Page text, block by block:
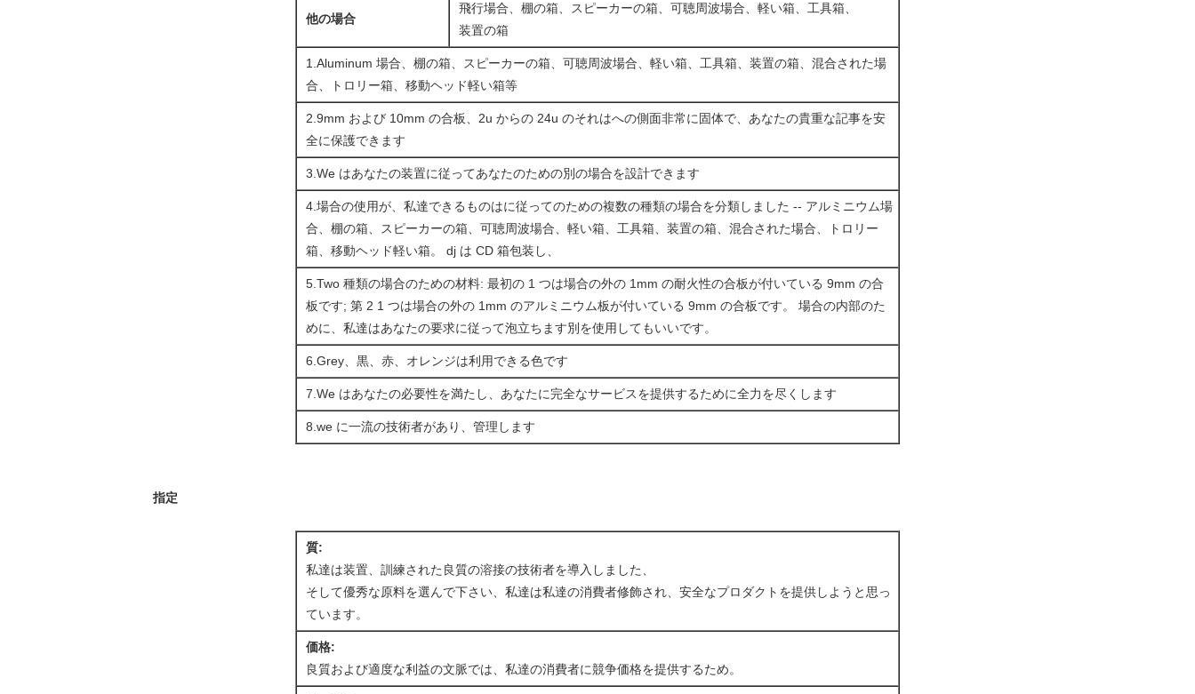
他の場合
飛行場合、棚の箱、スピーカーの箱、可聴周波場合、軽い箱、工具箱、
装置の箱
1.Aluminum 場合、棚の箱、スピーカーの箱、可聴周波場合、軽い箱、工具箱、装置の箱、混合された場
合、トロリー箱、移動ヘッド軽い箱等
2.9mm および 10mm の合板、2u からの 24u のそれはへの側面非常に固体で、あなたの貴重な記事を安
全に保護できます
3.We はあなたの装置に従ってあなたのための別の場合を設計できます
4.場合の使用が、私達できるものはに従ってのための複数の種類の場合を分類しました -- アルミニウム場
合、棚の箱、スピーカーの箱、可聴周波場合、軽い箱、工具箱、装置の箱、混合された場合、トロリー
箱、移動ヘッド軽い箱。 dj は CD 箱包装し、
5.Two 種類の場合のための材料: 最初の 1 つは場合の外の 1mm の耐火性の合板が付いている 9mm の合
板です; 第 2 1 つは場合の外の 1mm のアルミニウム板が付いている 9mm の合板です。 場合の内部のた
めに、私達はあなたの要求に従って泡立ちます別を使用してもいいです。
6.Grey、黒、赤、オレンジは利用できる色です
7.We はあなたの必要性を満たし、あなたに完全なサービスを提供するために全力を尽くします
8.we に一流の技術者があり、管理します
指定
質:
私達は装置、訓練された良質の溶接の技術者を導入しました、
そして優秀な原料を選んで下さい、私達は私達の消費者修飾され、安全なプロダクトを提供しようと思っ
ています。
価格:
良質および適度な利益の文脈では、私達の消費者に競争価格を提供するため。